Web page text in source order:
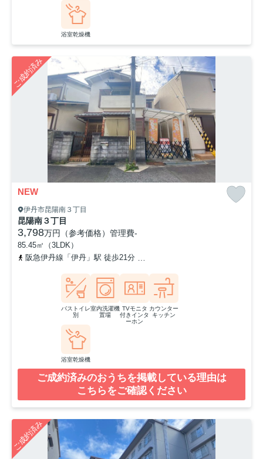
浴室乾燥機
ご成約済み
NEW
伊丹市昆陽南３丁目
昆陽南３丁目
3,798万円（参考価格） 管理費-
85.45㎡（3LDK）
阪急伊丹線「伊丹」駅 徒歩21分
バストイレ
別
室内洗濯機
置場
TVモニタ
付きインタ
ーホン
カウンター
キッチン
浴室乾燥機
ご成約済みのおうちを掲載している理由は
こちらをご確認ください
ご成約済み